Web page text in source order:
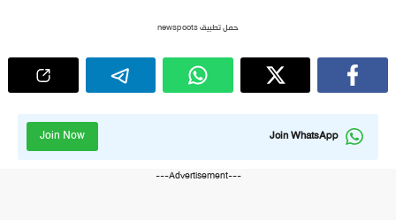
حمل تطبيق newspoots
Join WhatsApp
Join Now
---Advertisement---